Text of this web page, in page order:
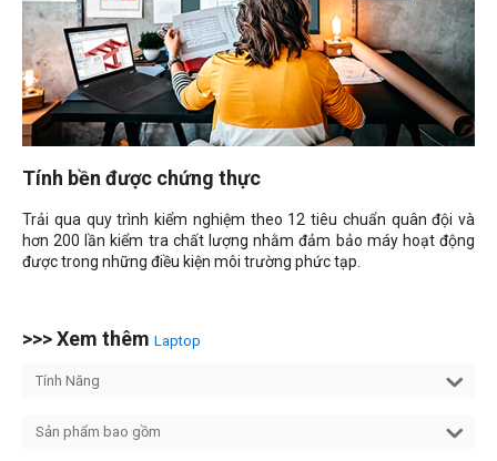
Tính bền được chứng thực
Trải qua quy trình kiểm nghiệm theo 12 tiêu chuẩn quân đội và
hơn 200 lần kiểm tra chất lượng nhằm đảm bảo máy hoạt động
được trong những điều kiện môi trường phức tạp.
>>> Xem thêm Laptop
Tính Năng
Sản phẩm bao gồm